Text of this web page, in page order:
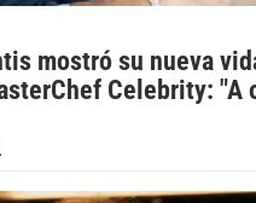
mostró su nueva
Celebrity: "A